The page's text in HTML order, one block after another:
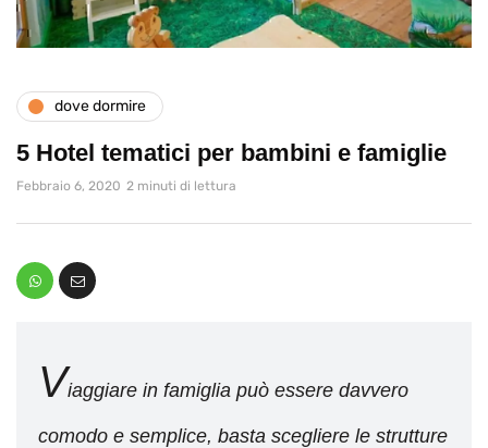
dove dormire
5 Hotel tematici per bambini e famiglie
Febbraio 6, 2020 2 minuti di lettura
Viaggiare in famiglia può essere davvero
comodo e semplice, basta scegliere le strutture